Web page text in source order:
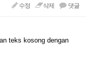
수정 삭제 댓글
teks kosong dengan